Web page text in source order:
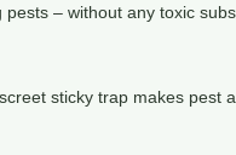
– without any toxic
sticky trap makes pest